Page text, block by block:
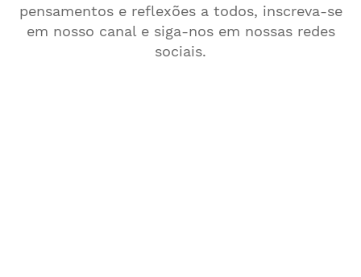
pensamentos e reflexões a todos, inscreva-se
em nosso canal e siga-nos em nossas redes
sociais.